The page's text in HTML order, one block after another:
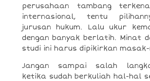
perusahaan tambang
internasional, tentu
jurusan hukum. Lalu ukur
dengan banyak berlatih. Minat
studi ini harus dipikirkan
Jangan sampai salah
ketika sudah berkuliah hal-hal